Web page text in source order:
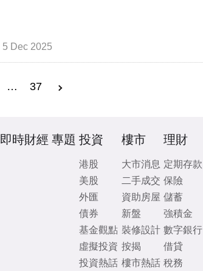
5 Dec 2025
… 37
即時財經 專題 投資
港股
美股
外匯
債券
基金觀點
虛擬投資
投資熱話
樓市
大市消息
二手成交
資助房屋
新盤
裝修設計
按揭
樓市熱話
理財
定期存款
保險
儲蓄
強積金
數字銀行
借貸
稅務